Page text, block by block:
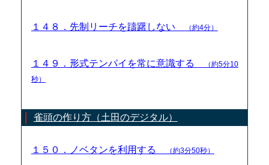
１４８．先制リーチを躊躇しない （約4分）
１４９．形式テンパイを常に意識する
（約5分10
秒）
雀頭の作り方（土田のデジタル）
１５０．ノベタンを利用する （約3分50秒）